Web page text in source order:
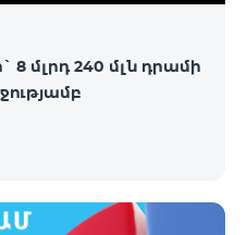
8 մլրդ 240 մլն դրամի